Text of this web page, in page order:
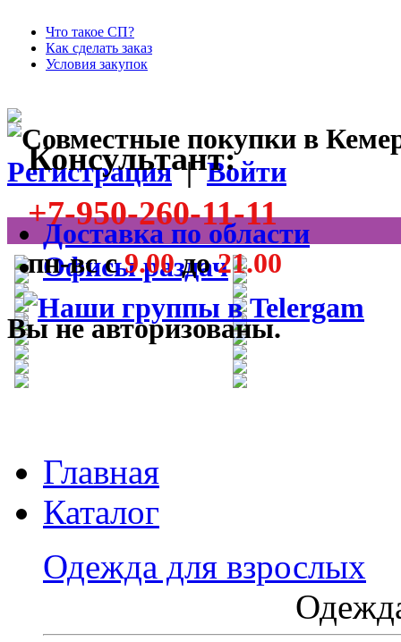
Что такое СП?
Как сделать заказ
Условия закупок
Консультант:
+7-950-260-11-11
пн-вс с9.00до21.00
Регистрация|Войти
Доставка по области
Офисы раздач
Вы не авторизованы.
Главная
Каталог
Одежда для взрослых